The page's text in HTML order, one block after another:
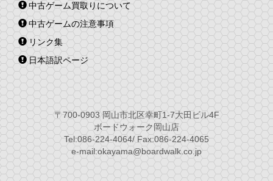
中古ゲーム買取りについて
中古ゲームの注意事項
リンク集
日本語訳ページ
〒700-0903 岡山市北区幸町1-7大田ビル4F
ボードウォーク岡山店
Tel:086-224-4064/ Fax:086-224-4065
e-mail:okayama@boardwalk.co.jp